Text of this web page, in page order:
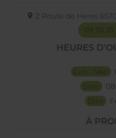
2 Route de Heres
HEURES
À